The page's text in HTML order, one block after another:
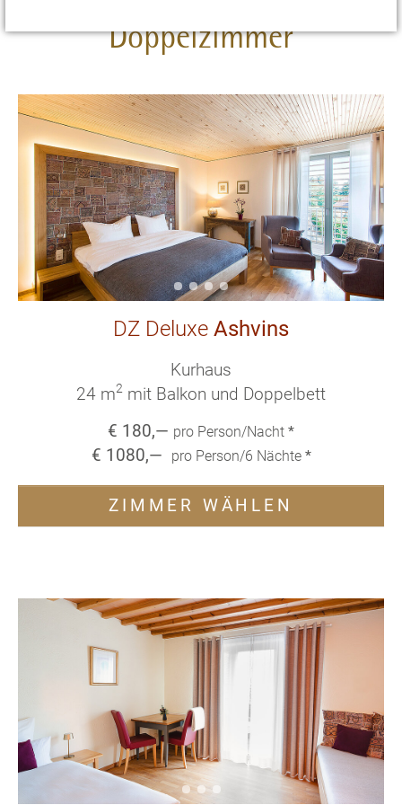
Doppelzimmer
DZ Deluxe Ashvins
Kurhaus
24 m2 mit Balkon und Doppelbett
€ 180,— pro Person/Nacht *
€ 1080,— pro Person/6 Nächte *
ZIMMER WÄHLEN